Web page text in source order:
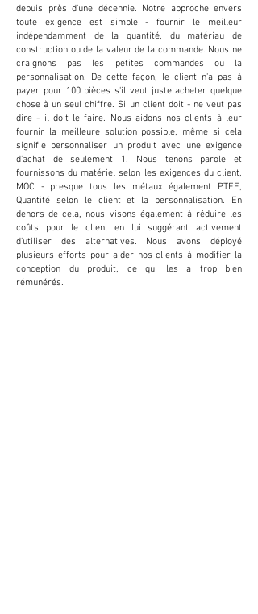
depuis près d'une décennie. Notre approche envers
toute exigence est simple - fournir le meilleur
indépendamment de la quantité, du matériau de
construction ou de la valeur de la commande. Nous ne
craignons pas les petites commandes ou la
personnalisation. De cette façon, le client n'a pas à
payer pour 100 pièces s'il veut juste acheter quelque
chose à un seul chiffre. Si un client doit - ne veut pas
dire - il doit le faire. Nous aidons nos clients à leur
fournir la meilleure solution possible, même si cela
signifie personnaliser un produit avec une exigence
d'achat de seulement 1. Nous tenons parole et
fournissons du matériel selon les exigences du client,
MOC - presque tous les métaux également PTFE,
Quantité selon le client et la personnalisation. En
dehors de cela, nous visons également à réduire les
coûts pour le client en lui suggérant activement
d'utiliser des alternatives. Nous avons déployé
plusieurs efforts pour aider nos clients à modifier la
conception du produit, ce qui les a trop bien
rémunérés.